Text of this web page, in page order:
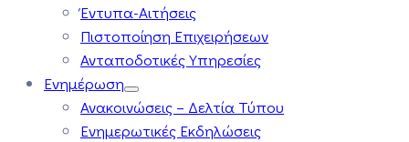
Έντυπα-Αιτήσεις
Πιστοποίηση Επιχειρήσεων
Ανταποδοτικές Υπηρεσίες
Ενημέρωση
Ανακοινώσεις – Δελτία Τύπου
Ενημερωτικές Εκδηλώσεις